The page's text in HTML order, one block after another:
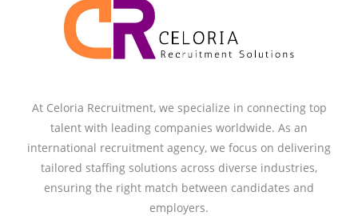
At Celoria Recruitment, we specialize in connecting top
talent with leading companies worldwide. As an
international recruitment agency, we focus on delivering
tailored staffing solutions across diverse industries,
ensuring the right match between candidates and
employers.